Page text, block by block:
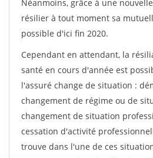
Néanmoins, grâce à une
résilier à tout moment sa
possible d'ici fin 2020.
Cependant en attendant, la
santé en cours d'année est
l'assuré change de situation :
changement de régime ou de
changement de situation
cessation d'activité
trouve dans l'une de ces